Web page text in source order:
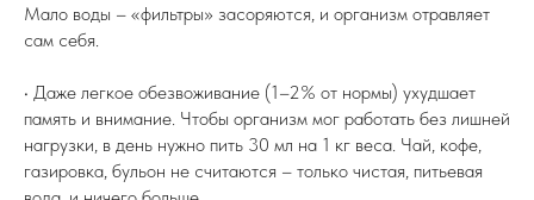
Мало воды – «фильтры» засоряются, и организм отравляет
сам себя.
• Даже легкое обезвоживание (1–2% от нормы) ухудшает
память и внимание. Чтобы организм мог работать без лишней
нагрузки, в день нужно пить 30 мл на 1 кг веса. Чай, кофе,
газировка, бульон не считаются – только чистая, питьевая